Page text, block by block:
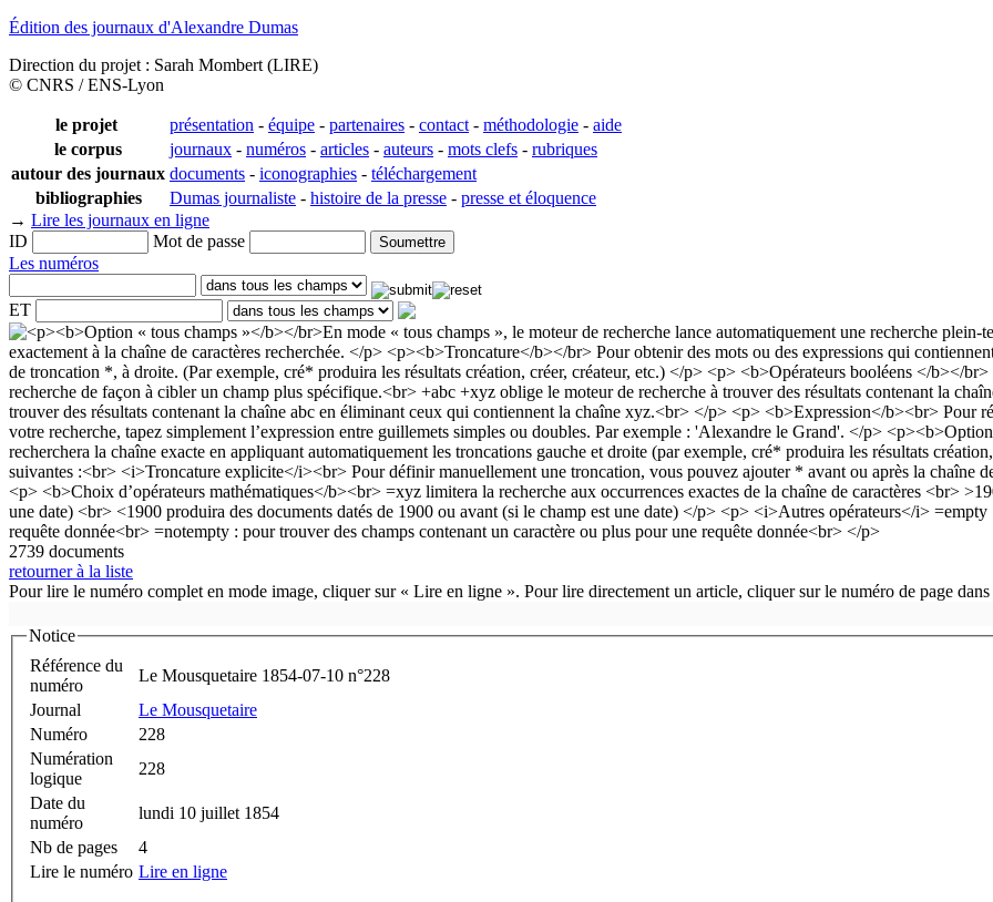
Édition des journaux d'Alexandre Dumas
Direction du projet : Sarah Mombert (LIRE)
© CNRS / ENS-Lyon
le projet présentation - équipe - partenaires - contact - méthodologie - aide
le corpus
journaux - numéros - articles - auteurs - mots clefs - rubriques
autour des journaux documents - iconographies - téléchargement
bibliographies
Dumas journaliste - histoire de la presse - presse et éloquence
→ Lire les journaux en ligne
ID
Mot de passe
Les numéros
ET
2739 documents
retourner à la liste
Pour lire le numéro complet en mode image, cliquer sur « Lire en ligne ». Pour lire directement un article, cliquer sur le numéro de page dans
Notice
Référence du
numéro
Le Mousquetaire 1854-07-10 n°228
Journal
Le Mousquetaire
Numéro
228
Numération
logique
228
Date du
numéro
lundi 10 juillet 1854
Nb de pages
4
Lire le numéro Lire en ligne